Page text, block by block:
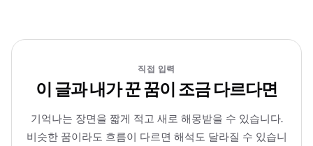
직접 입력
이 글과 내가 꾼 꿈이 조금 다르다면
기억나는 장면을 짧게 적고 새로 해몽받을 수 있습니다.
비슷한 꿈이라도 흐름이 다르면 해석도 달라질 수 있습니